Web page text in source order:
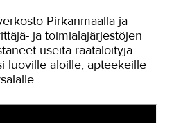
oli Liisalle
Pirkanmaalla ja
ja toimialajärjestöjen
useita räätälöityjä
luoville aloille, apteekeille